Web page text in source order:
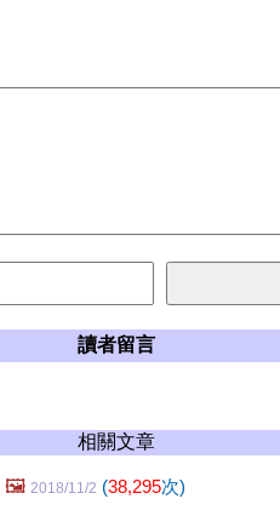
讀者留言
相關文章
🖼️ 2018/11/2 (38,295次)